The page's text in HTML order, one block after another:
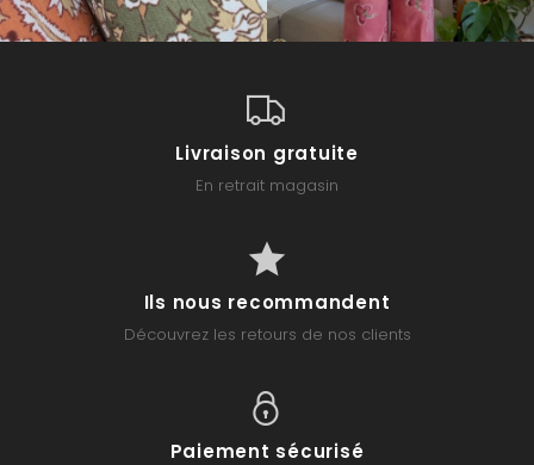
Livraison gratuite
En retrait magasin
Ils nous recommandent
Découvrez les retours de nos clients
Paiement sécurisé